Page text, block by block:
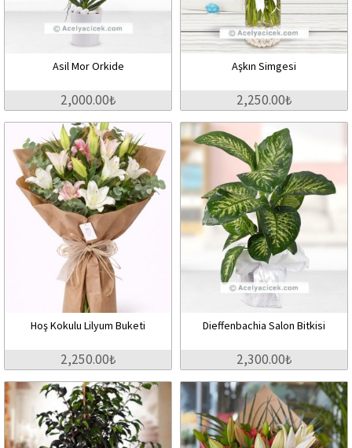
Asil Mor Orkide
2,000.00₺
Aşkın Simgesi
2,250.00₺
Hoş Kokulu Lilyum Buketi
2,250.00₺
Dieffenbachia Salon Bitkisi
2,300.00₺